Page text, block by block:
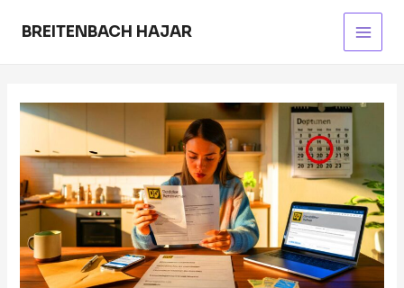
BREITENBACH HAJAR
Main